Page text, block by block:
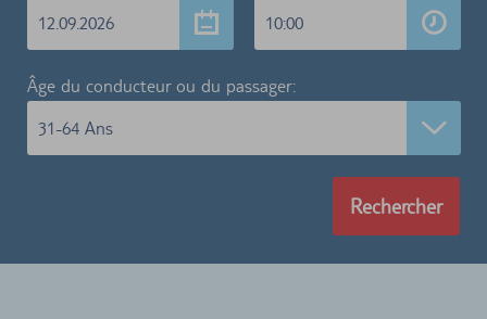
12.09.2026
10:00
Âge du conducteur ou du passager:
31-64 Ans
Rechercher